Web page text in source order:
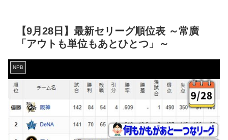
【9月28日】最新セリーグ順位表 ～常廣
「アウトも単位もあとひとつ」～
NPB